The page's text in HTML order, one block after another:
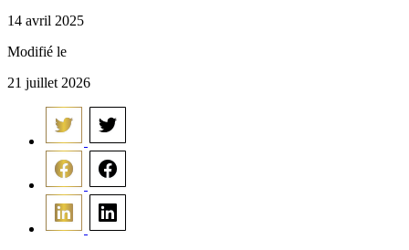
14 avril 2025
Modifié le
21 juillet 2026